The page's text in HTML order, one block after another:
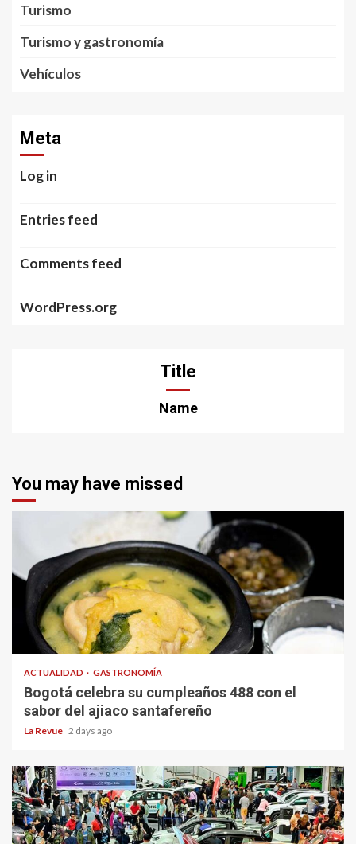
Turismo
Turismo y gastronomía
Vehículos
Meta
Log in
Entries feed
Comments feed
WordPress.org
Title
Name
You may have missed
ACTUALIDAD GASTRONOMÍA
Bogotá celebra su cumpleaños 488 con el
sabor del ajiaco santafereño
La Revue 2 days ago